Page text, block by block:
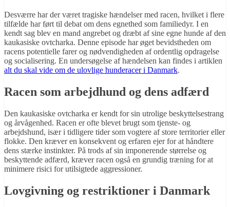
Desværre har der været tragiske hændelser med racen, hvilket i flere
tilfælde har ført til debat om dens egnethed som familiedyr. I en
kendt sag blev en mand angrebet og dræbt af sine egne hunde af den
kaukasiske ovtcharka. Denne episode har øget bevidstheden om
racens potentielle farer og nødvendigheden af ordentlig opdragelse
og socialisering. En undersøgelse af hændelsen kan findes i artiklen
alt du skal vide om de ulovlige hunderacer i Danmark.
Racen som arbejdhund og dens adfærd
Den kaukasiske ovtcharka er kendt for sin utrolige beskyttelsestrang
og årvågenhed. Racen er ofte blevet brugt som tjenste- og
arbejdshund, især i tidligere tider som vogtere af store territorier eller
flokke. Den kræver en konsekvent og erfaren ejer for at håndtere
dens stærke instinkter. På trods af sin imponerende størrelse og
beskyttende adfærd, kræver racen også en grundig træning for at
minimere risici for utilsigtede aggressioner.
Lovgivning og restriktioner i Danmark